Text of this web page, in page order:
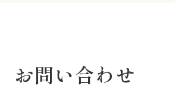
お問い合わせ